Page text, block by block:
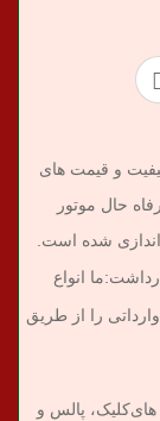
و قیمت های
حال موتور
شده است.
انواع
را از طریق
پالس و